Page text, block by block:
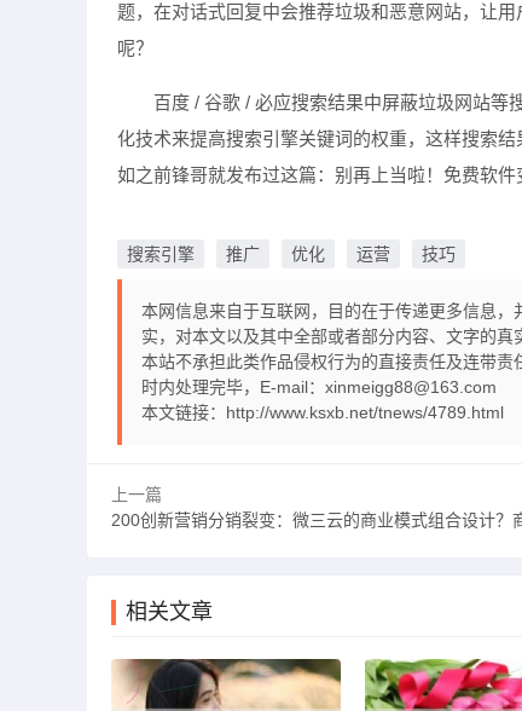
题，在对话式回复中会推荐垃圾和恶意网站，让
呢？
百度 / 谷歌 / 必应搜索结果中屏蔽垃圾网站
化技术来提高搜索引擎关键词的权重，这样搜索
如之前锋哥就发布过这篇：别再上当啦！免费软
搜索引擎 推广 优化 运营 技巧
本网信息来自于互联网，目的在于传递更多信息
实，对本文以及其中全部或者部分内容、文字的
本站不承担此类作品侵权行为的直接责任及连带
时内处理完毕，E-mail：xinmeigg88@163.com
本文链接： http://www.ksxb.net/tnews/4789.html
上一篇
200创新营销分销裂变：微三云的商业模式组合设计？
相关文章